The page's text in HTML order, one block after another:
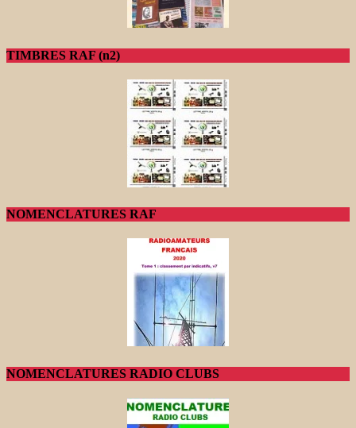
TIMBRES RAF (n2)
NOMENCLATURES RAF
NOMENCLATURES RADIO CLUBS